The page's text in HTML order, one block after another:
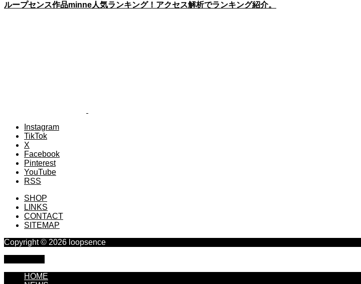
ループセンス作品minne人気ランキング！アクセス解析でランキング紹介。
Instagram
TikTok
X
Facebook
Pinterest
YouTube
RSS
SHOP
LINKS
CONTACT
SITEMAP
Copyright © 2026 loopsence
HOME